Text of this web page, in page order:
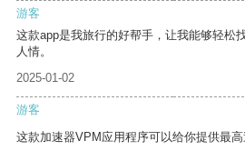
游客
这款app是我旅行的好帮手，让我能够轻松
人情。
2025-01-02
游客
这款加速器VPM应用程序可以给你提供最高